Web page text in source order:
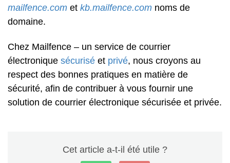
mailfence.com et kb.mailfence.com noms de
domaine.
Chez Mailfence – un service de courrier
électronique sécurisé et privé, nous croyons au
respect des bonnes pratiques en matière de
sécurité, afin de contribuer à vous fournir une
solution de courrier électronique sécurisée et privée.
Cet article a-t-il été utile ?